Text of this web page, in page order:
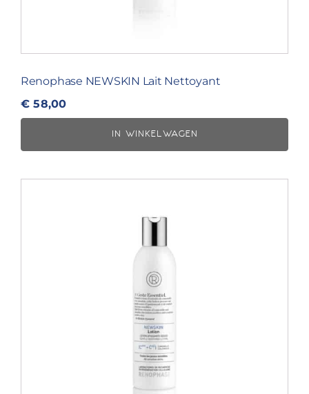
Renophase NEWSKIN Lait Nettoyant
€ 58,00
IN WINKELWAGEN